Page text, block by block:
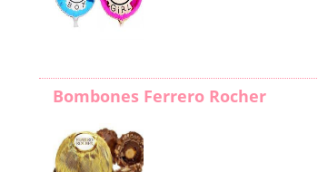
Bombones Ferrero Rocher